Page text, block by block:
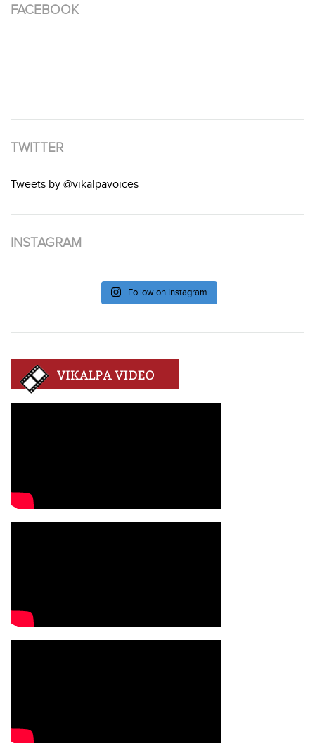
FACEBOOK
TWITTER
Tweets by @vikalpavoices
INSTAGRAM
Follow on Instagram